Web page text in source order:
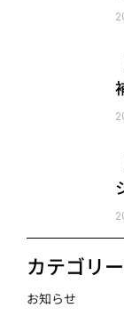
カテゴリー
お知らせ